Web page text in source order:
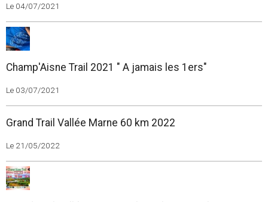
Le 04/07/2021
Champ'Aisne Trail 2021 " A jamais les 1ers"
Le 03/07/2021
Grand Trail Vallée Marne 60 km 2022
Le 21/05/2022